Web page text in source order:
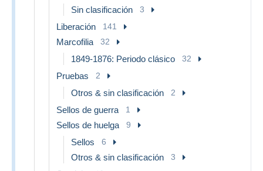
Sin clasificación 3
Liberación 141
Marcofilia 32
1849-1876: Periodo clásico 32
Pruebas 2
Otros & sin clasificación 2
Sellos de guerra 1
Sellos de huelga 9
Sellos 6
Otros & sin clasificación 3